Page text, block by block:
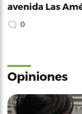
avenida Las
0
Opiniones